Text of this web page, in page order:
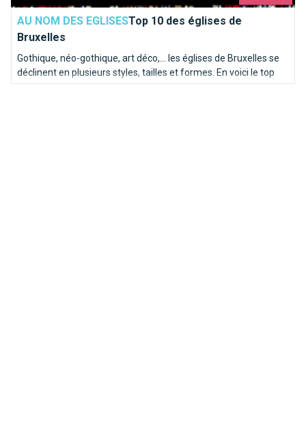
AU NOM DES EGLISESTop 10 des églises de
Bruxelles
Gothique, néo-gothique, art déco,... les églises de Bruxelles se
déclinent en plusieurs styles, tailles et formes. En voici le top
10, totalement subjectif, de la rédaction de BrusselsLife.be